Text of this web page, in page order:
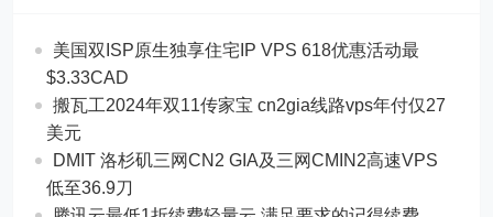
美国双ISP原生独享住宅IP VPS 618优惠活动最
$3.33CAD
搬瓦工2024年双11传家宝 cn2gia线路vps年付仅27
美元
DMIT 洛杉矶三网CN2 GIA及三网CMIN2高速VPS
低至36.9刀